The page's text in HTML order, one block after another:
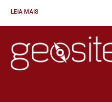
LEIA MAIS